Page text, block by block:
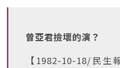
曾亞君撿壞的演？
【1982-10-18/民